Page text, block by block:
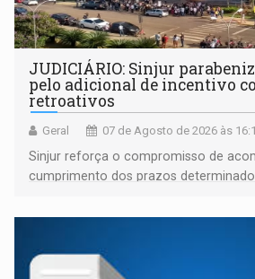
JUDICIÁRIO: Sinjur
pelo adicional de incentivo
retroativos
Geral 07 de Agosto de 2026 às
Sinjur reforça o compromisso de
cumprimento dos prazos